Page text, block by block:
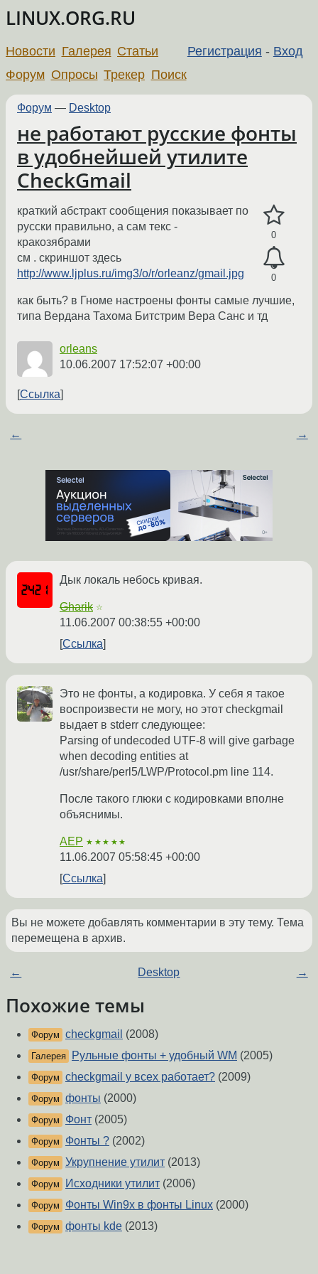
LINUX.ORG.RU
Регистрация - Вход
Новости Галерея Статьи
Форум Опросы Трекер Поиск
Форум — Desktop
не работают русские фонты
в удобнейшей утилите
CheckGmail
0
0
краткий абстракт сообщения показывает по
русски правильно, а сам текс -
кракозябрами
см . скриншот здесь
http://www.ljplus.ru/img3/o/r/orleanz/gmail.jpg
как быть? в Гноме настроены фонты самые лучшие,
типа Вердана Тахома Битстрим Вера Санс и тд
orleans
10.06.2007 17:52:07 +00:00
Ссылка
← →
Дык локаль небось кривая.
Gharik ☆
11.06.2007 00:38:55 +00:00
Ссылка
Это не фонты, а кодировка. У себя я такое
воспроизвести не могу, но этот checkgmail
выдает в stderr следующее:
Parsing of undecoded UTF-8 will give garbage
when decoding entities at
/usr/share/perl5/LWP/Protocol.pm line 114.
После такого глюки с кодировками вполне
объяснимы.
AEP ★★★★★
11.06.2007 05:58:45 +00:00
Ссылка
Вы не можете добавлять комментарии в эту тему. Тема
перемещена в архив.
← Desktop →
Похожие темы
Форум checkgmail (2008)
Галерея Рульные фонты + удобный WM (2005)
Форум checkgmail у всех работает? (2009)
Форум фонты (2000)
Форум Фонт (2005)
Форум Фонты ? (2002)
Форум Укрупнение утилит (2013)
Форум Исходники утилит (2006)
Форум Фонты Win9x в фонты Linux (2000)
Форум фонты kde (2013)